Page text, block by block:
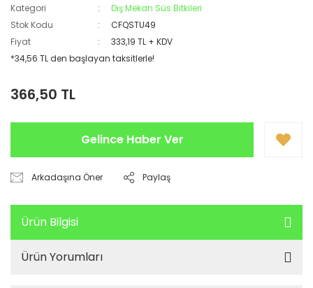
Kategori
Dış Mekan Süs Bitkileri
Stok Kodu
CFQSTU49
Fiyat
333,19 TL + KDV
*34,56 TL den başlayan taksitlerle!
366,50 TL
Gelince Haber Ver
Arkadaşına Öner Paylaş
Ürün Bilgisi
Ürün Yorumları